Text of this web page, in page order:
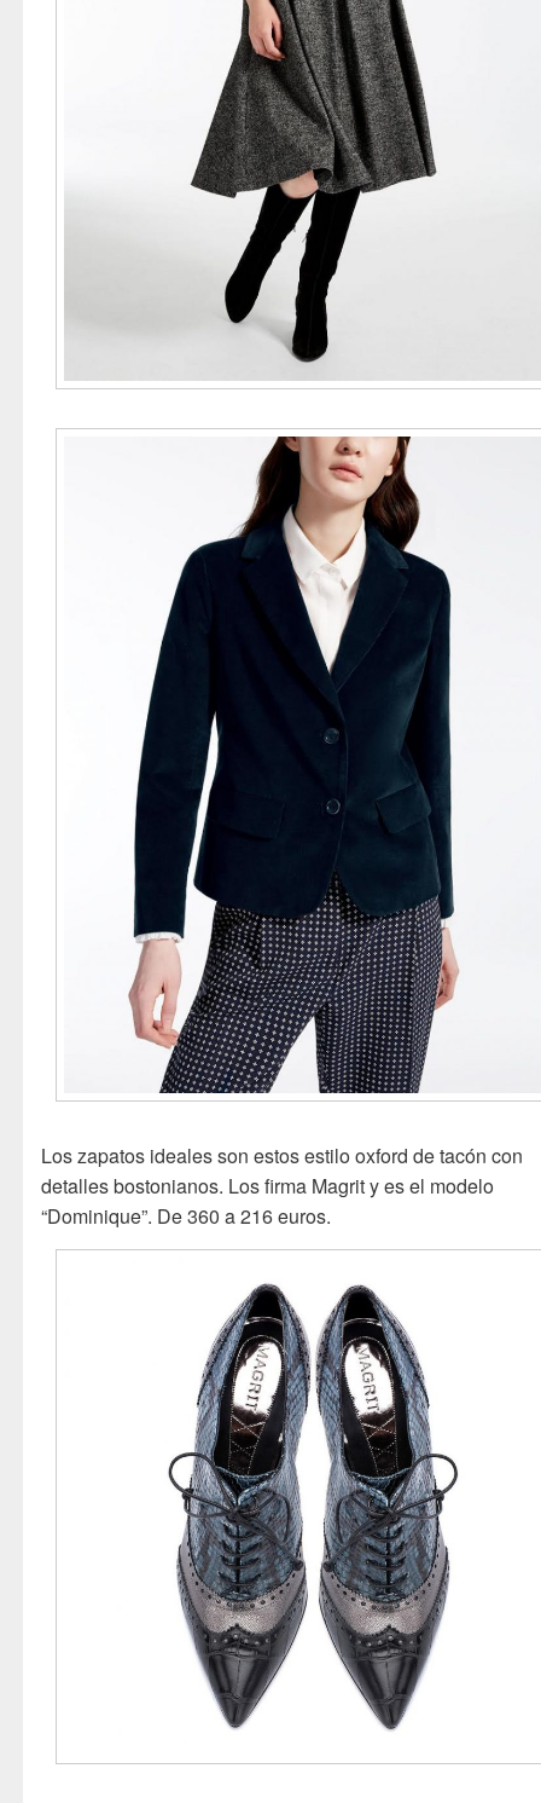
Los zapatos ideales son estos estilo oxford de tacón con
detalles bostonianos. Los firma Magrit y es el modelo
“Dominique”. De 360 a 216 euros.